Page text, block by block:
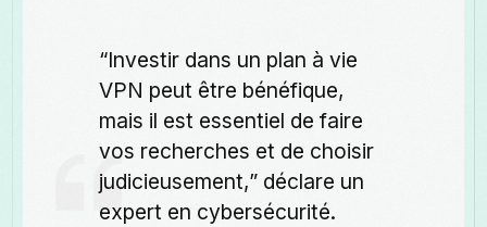
“Investir dans un plan à vie
VPN peut être bénéfique,
mais il est essentiel de faire
vos recherches et de choisir
judicieusement,” déclare un
expert en cybersécurité.